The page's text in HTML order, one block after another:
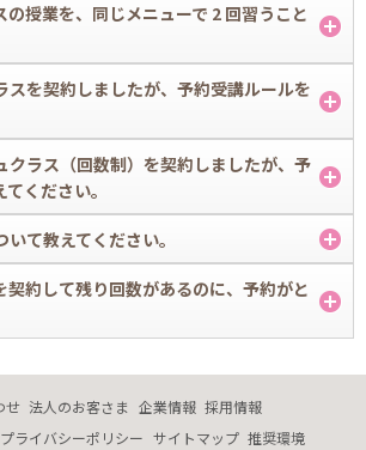
ニューをクリック→表示された「レシピ」をクリッ
いただけます。
ジ）に関しましては、WEB上でも授業の復習がで
のひとつとして作成しております。ページの内容
ンクしておりますので、 イラストレシピと同様、
いただいており、印刷用レイアウトには適しており
ださい。
の授業を、同じメニューで 2 回習うこと
ーションクラスは同じメニューを複数回お通いいた
スを契約しましたが、予約受講ルールを
ムに選択して予約受講ができます。同じメニューを
くことも可能です。通算12回受講終了すると、マス
クラス（回数制）を契約しましたが、予
ください。
数制）は全40メニューより、好きなメニューを選択
とが可能です。（月により開講メニューは異なりま
のメニューを重複して予約受講することも可能で
ールは同様となります。詳細は、ブレッドリッシュ
さい。
て教えてください。
だちと一緒に取れる「お友だち予約」という便利な
ご確認ください。
契約して残り回数があるのに、予約がと
ークラスは、ご契約順に受講をして頂く為に、12回
システム上の制御がかかる仕組みとなっておりま
せ 法人のお客さま 企業情報 採用情報
プライバシーポリシー サイトマップ 推奨環境